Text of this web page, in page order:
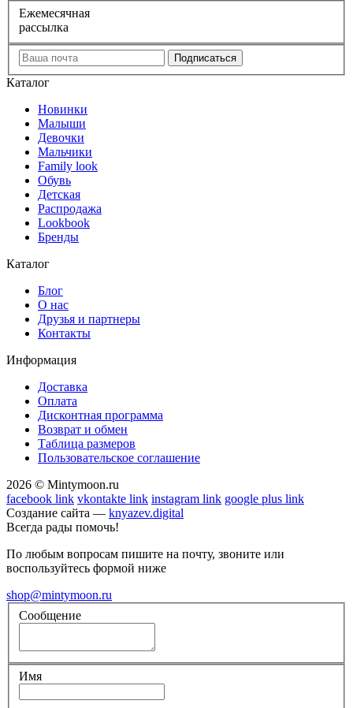
Ежемесячная
рассылка
Каталог
Новинки
Малыши
Девочки
Мальчики
Family look
Обувь
Детская
Распродажа
Lookbook
Бренды
Каталог
Блог
О нас
Друзья и партнеры
Контакты
Информация
Доставка
Оплата
Дисконтная программа
Возврат и обмен
Таблица размеров
Пользовательское соглашение
2026 © Mintymoon.ru
facebook link vkontakte link instagram link google plus link
Создание сайта — knyazev.digital
Всегда рады помочь!
По любым вопросам пишите на почту, звоните или
воспользуйтесь формой ниже
shop@mintymoon.ru
Сообщение
Имя